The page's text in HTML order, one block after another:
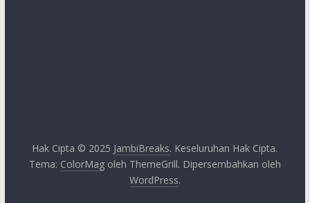
Hak Cipta © 2025 JambiBreaks. Keseluruhan Hak Cipta.
Tema: ColorMagoleh ThemeGrill. Dipersembahkan oleh
WordPress.